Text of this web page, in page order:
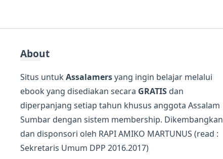
About
Situs untukAssalamersyang ingin belajar melalui
ebook yang disediakan secara GRATIS dan
diperpanjang setiap tahun khusus anggota Assalam
Sumbar dengan sistem membership. Dikembangkan
dan disponsori oleh RAPI AMIKO MARTUNUS (read :
Sekretaris Umum DPP 2016.2017)